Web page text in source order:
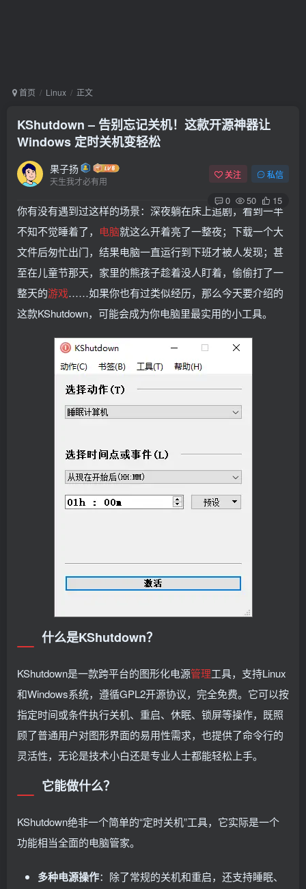
首页 Linux 正文
KShutdown – 告别忘记关机！这款开源神器让
Windows 定时关机变轻松
果子扬
天生我才必有用
关注 私信
0 50 15
你有没有遇到过这样的场景：深夜躺在床上追剧，看到一半
不知不觉睡着了， 电脑就这么开着亮了一整夜；下载一个大
文件后匆忙出门，结果电脑一直运行到下班才被人发现；甚
至在儿童节那天，家里的熊孩子趁着没人盯着，偷偷打了一
整天的游戏……如果你也有过类似经历，那么今天要介绍的
这款KShutdown，可能会成为你电脑里最实用的小工具。
什么是KShutdown？
KShutdown是一款跨平台的图形化电源管理工具，支持Linux
和Windows系统，遵循GPL2开源协议，完全免费。它可以按
指定时间或条件执行关机、重启、休眠、锁屏等操作，既照
顾了普通用户对图形界面的易用性需求，也提供了命令行的
灵活性，无论是技术小白还是专业人士都能轻松上手。
它能做什么？
KShutdown绝非一个简单的“定时关机”工具，它实际是一个
功能相当全面的电脑管家。
多种电源操作：除了常规的关机和重启，还支持睡眠、